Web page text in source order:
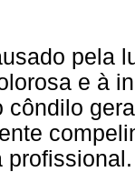
pela
e à
côndilo
profissional.